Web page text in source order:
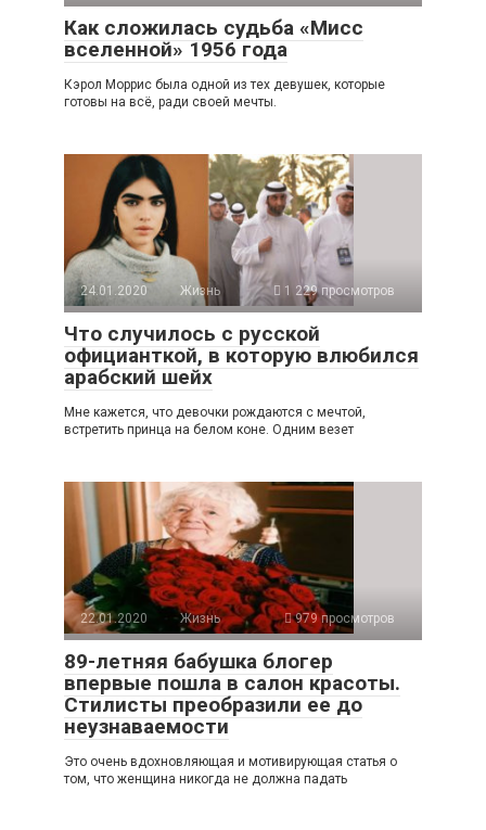
Как сложилась судьба «Мисс
вселенной» 1956 года
Кэрол Моррис была одной из тех девушек, которые
готовы на всё, ради своей мечты.
24.01.2020 Жизнь 1 229 просмотров
Что случилось с русской
официанткой, в которую влюбился
арабский шейх
Мне кажется, что девочки рождаются с мечтой,
встретить принца на белом коне. Одним везет
22.01.2020 Жизнь 979 просмотров
89-летняя бабушка блогер
впервые пошла в салон красоты.
Стилисты преобразили ее до
неузнаваемости
Это очень вдохновляющая и мотивирующая статья о
том, что женщина никогда не должна падать